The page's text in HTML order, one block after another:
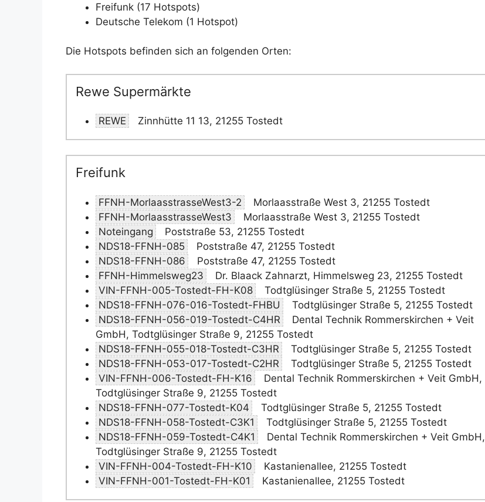
Freifunk (17 Hotspots)
Deutsche Telekom (1 Hotspot)
Die Hotspots befinden sich an folgenden Orten:
Rewe Supermärkte
REWE Zinnhütte 11 13, 21255 Tostedt
Freifunk
FFNH-MorlaasstrasseWest3-2
Morlaasstraße West 3, 21255 Tostedt
FFNH-MorlaasstrasseWest3
Morlaasstraße West 3, 21255 Tostedt
Noteingang
Poststraße 53, 21255 Tostedt
NDS18-FFNH-085
Poststraße 47, 21255 Tostedt
NDS18-FFNH-086
Poststraße 47, 21255 Tostedt
FFNH-Himmelsweg23
Dr. Blaack Zahnarzt, Himmelsweg 23, 21255 Tostedt
VIN-FFNH-005-Tostedt-FH-K08
Todtglüsinger Straße 5, 21255 Tostedt
NDS18-FFNH-076-016-Tostedt-FHBU
Todtglüsinger Straße 5, 21255 Tostedt
NDS18-FFNH-056-019-Tostedt-C4HR
Dental Technik Rommerskirchen + Veit
GmbH, Todtglüsinger Straße 9, 21255 Tostedt
NDS18-FFNH-055-018-Tostedt-C3HR
Todtglüsinger Straße 5, 21255 Tostedt
NDS18-FFNH-053-017-Tostedt-C2HR
Todtglüsinger Straße 5, 21255 Tostedt
VIN-FFNH-006-Tostedt-FH-K16
Dental Technik Rommerskirchen + Veit GmbH,
Todtglüsinger Straße 9, 21255 Tostedt
NDS18-FFNH-077-Tostedt-K04
Todtglüsinger Straße 5, 21255 Tostedt
NDS18-FFNH-058-Tostedt-C3K1
Todtglüsinger Straße 5, 21255 Tostedt
NDS18-FFNH-059-Tostedt-C4K1
Dental Technik Rommerskirchen + Veit GmbH,
Todtglüsinger Straße 9, 21255 Tostedt
VIN-FFNH-004-Tostedt-FH-K10
Kastanienallee, 21255 Tostedt
VIN-FFNH-001-Tostedt-FH-K01
Kastanienallee, 21255 Tostedt